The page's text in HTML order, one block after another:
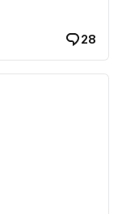
28